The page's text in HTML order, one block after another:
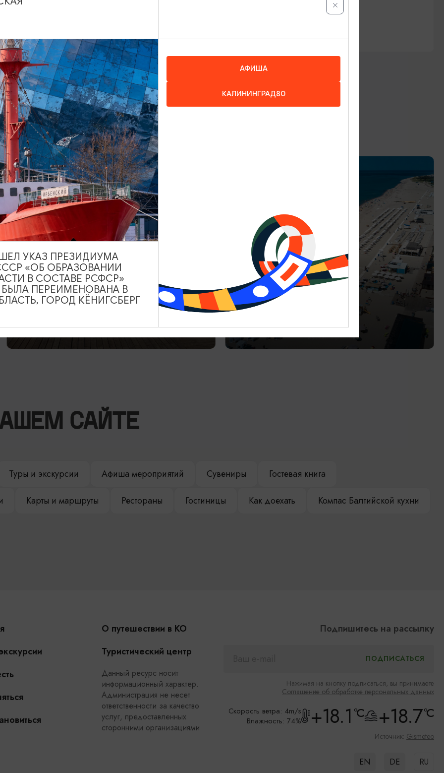
оз. Пелавское
оз. Пелавское
Янтарный
Пляж Янтарного
САЙТЕ
Туры и экскурсии Афиша мероприятий Сувениры Гостевая книга
Карты и маршруты Рестораны Гостиницы Как доехать Компас Балтийской кухни
О путешествии в КО
Туристический центр
Данный ресурс носит
информационный характер.
Администрация не несет
ответственности за качество
услуг, предоставленных
сторонними организациями
Подпишитесь на рассылку
Нажимая на кнопку подписаться, вы принимаете
Соглашение об обработке персональных данных
Скорость ветра: 4m/s
Влажность: 74%
+18.1 °C +18.7°C
Источник: Gismeteo
EN DE RU
АФИША
КАЛИНИНГРАД80
УКАЗ ПРЕЗИДИУМА
«ОБ ОБРАЗОВАНИИ
В СОСТАВЕ РСФСР»
ПЕРЕИМЕНОВАНА В
ГОРОД КЁНИГСБЕРГ